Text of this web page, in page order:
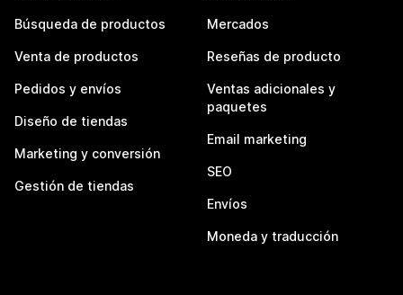
Búsqueda de productos
Venta de productos
Pedidos y envíos
Diseño de tiendas
Marketing y conversión
Gestión de tiendas
Mercados
Reseñas de producto
Ventas adicionales y
paquetes
Email marketing
SEO
Envíos
Moneda y traducción